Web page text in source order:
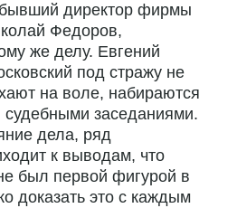
директор фирмы
Федоров,
же делу. Евгений
под стражу не
на воле, набираются
заседаниями.
дела, ряд
к выводам, что
был первой фигурой в
доказать это с каждым